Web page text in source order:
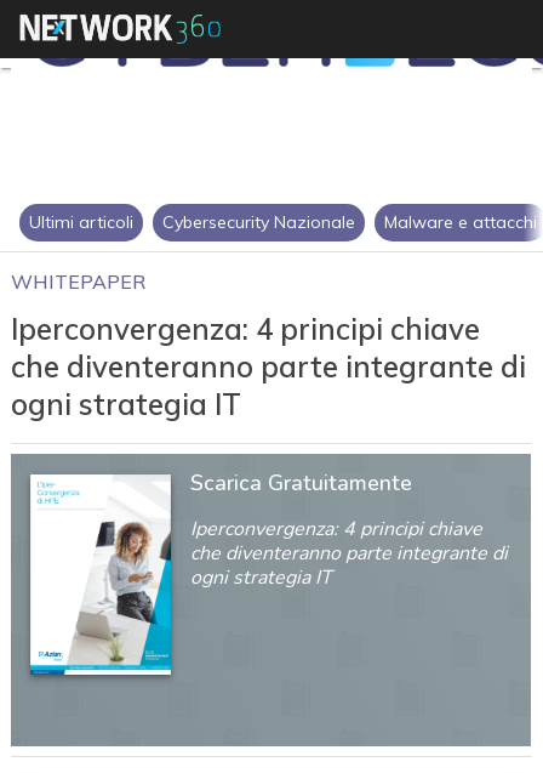
Ultimi articoli Cybersecurity Nazionale Malware e attacchi
WHITEPAPER
Iperconvergenza: 4 principi chiave
che diventeranno parte integrante di
ogni strategia IT
Scarica Gratuitamente
Iperconvergenza: 4 principi chiave
che diventeranno parte integrante di
ogni strategia IT